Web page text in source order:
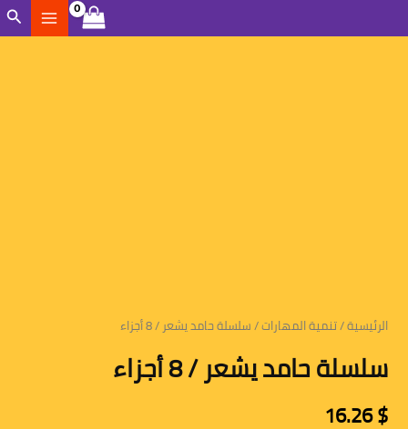
إلى
الرئيسية/تنمية المهارات/ سلسلة حامد يشعر / 8 أجزاء
سلسلة حامد يشعر / 8 أجزاء
$
16.26